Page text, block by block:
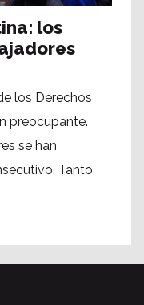
los
los Derechos
preocupante.
se han
Tanto